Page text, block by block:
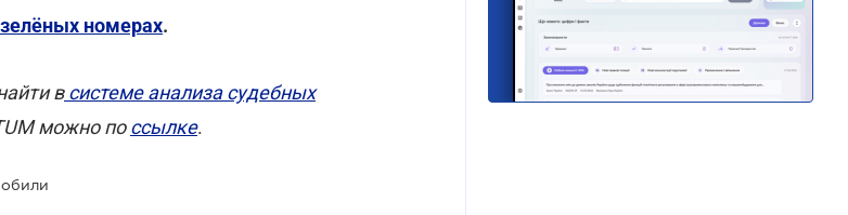
номерах.
всистеме анализа судебных
можно поссылке.